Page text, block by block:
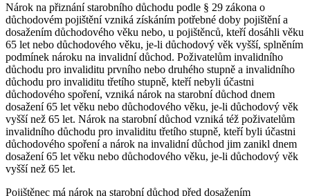
Nárok na přiznání starobního důchodu podle § 29 zákona o
důchodovém pojištění vzniká získáním potřebné doby pojištění a
dosažením důchodového věku nebo, u pojištěnců, kteří dosáhli věku
65 let nebo důchodového věku, je-li důchodový věk vyšší, splněním
podmínek nároku na invalidní důchod. Poživatelům invalidního
důchodu pro invaliditu prvního nebo druhého stupně a invalidního
důchodu pro invaliditu třetího stupně, kteří nebyli účastni
důchodového spoření, vzniká nárok na starobní důchod dnem
dosažení 65 let věku nebo důchodového věku, je-li důchodový věk
vyšší než 65 let. Nárok na starobní důchod vzniká též poživatelům
invalidního důchodu pro invaliditu třetího stupně, kteří byli účastni
důchodového spoření a nárok na invalidní důchod jim zanikl dnem
dosažení 65 let věku nebo důchodového věku, je-li důchodový věk
vyšší než 65 let.
Pojištěnec má nárok na starobní důchod před dosažením